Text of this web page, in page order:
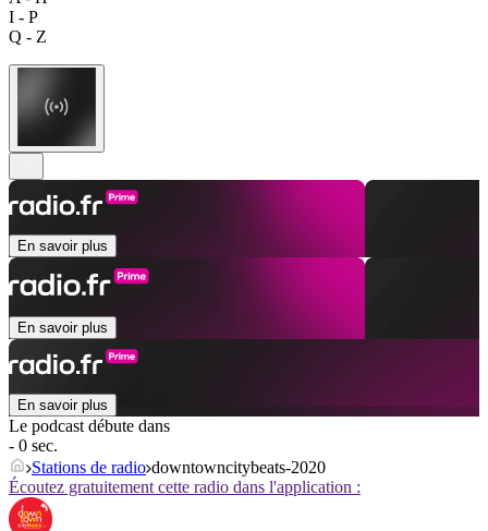
I - P
Q - Z
En savoir plus
En savoir plus
En savoir plus
Le podcast débute dans
- 0 sec.
Stations de radio downtowncitybeats-2020
Écoutez gratuitement cette radio dans l'application :